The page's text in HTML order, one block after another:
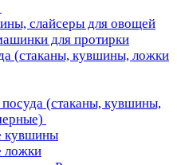
слайсеры для овощей
для протирки
(стаканы, кувшины, ложки
(стаканы, кувшины,
кувшины
ложки